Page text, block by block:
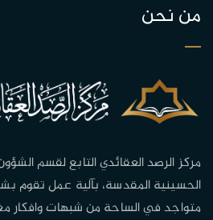
من نحن
مركز الرصد العقائدي التابع لقسم
الحسينية المقدسة، بآلية عمل تقوم
متواجد في الساحة من شبهات وافكار